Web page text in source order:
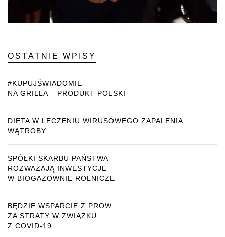
OSTATNIE WPISY
#KUPUJŚWIADOMIE
NA GRILLA – PRODUKT POLSKI
DIETA W LECZENIU WIRUSOWEGO ZAPALENIA
WĄTROBY
SPÓŁKI SKARBU PAŃSTWA
ROZWAŻAJĄ INWESTYCJE
W BIOGAZOWNIE ROLNICZE
BĘDZIE WSPARCIE Z PROW
ZA STRATY W ZWIĄZKU
Z COVID-19